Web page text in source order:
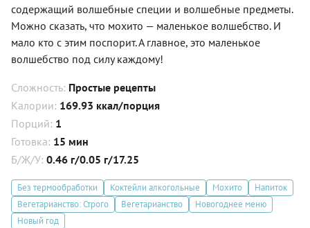
содержащий волшебные специи и волшебные предметы.
Можно сказать, что мохито — маленькое волшебство. И
мало кто с этим поспорит. А главное, это маленькое
волшебство под силу каждому!
Сложность: Простые рецепты
Калории: 169.93 ккал/порция
Порций: 1
Готовка: 15 мин
Б/Ж/У: 0.46 г/0.05 г/17.25
Без термообработки Коктейли алкогольные Мохито
Напиток
Вегетарианство: Строго
Вегетарианство
Новогоднее меню
Новый год